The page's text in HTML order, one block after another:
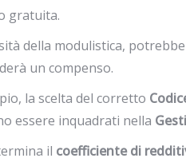
gratuita.
della modulistica,
un compenso.
la scelta del corretto
essere inquadrati nella
il coefficiente di